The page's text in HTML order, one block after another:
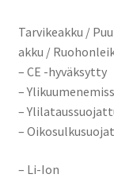
Tarvikeakku /
akku /
– CE -hyväksytty
–
–
–
– Li-Ion